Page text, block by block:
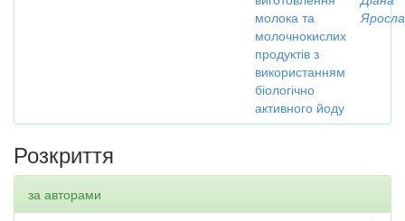
молока та
молочнокислих
продуктів з
використанням
біологічно
активного йоду
Розкриття
за авторами